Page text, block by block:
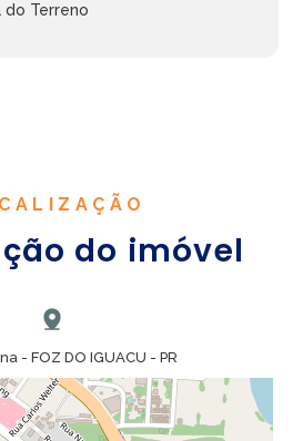
do Terreno
do imóvel
- FOZ DO IGUACU - PR